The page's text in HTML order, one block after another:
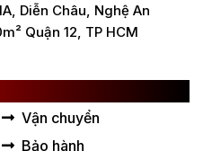
Diễn Châu, Nghệ An
Quận 12, TP HCM
Vận chuyển
Bảo hành